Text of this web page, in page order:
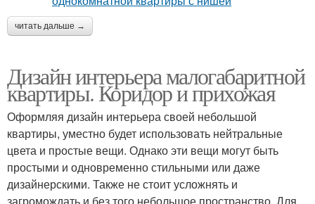
читать дальше →
Дизайн интерьера малогабаритной
квартиры. Коридор и прихожая
Оформляя дизайн интерьера своей небольшой
квартиры, уместно будет использовать нейтральные
цвета и простые вещи. Однако эти вещи могут быть
простыми и одновременно стильными или даже
дизайнерскими. Также не стоит усложнять и
загромождать и без того небольшое пространство. Для